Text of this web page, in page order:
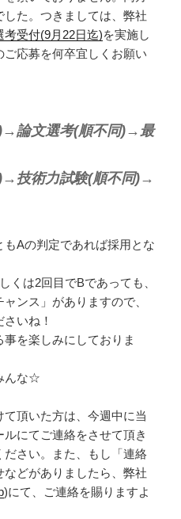
た。つきましては、弊社
考受付(9月22日迄)を実施し
応募を何卒宜しくお願い
論文選考(順不同)→最
技術力試験(順不同)→
Aの判定であれば採用とな
くは2回目でBであっても、
ンス」がありますので、
いね！
を楽しみにしておりま
んな☆
頂いた方は、今週中に当
にてご連絡をさせて頂き
ださい。また、もし「連絡
どがありましたら、弊社
)にて、ご連絡を賜りますよ